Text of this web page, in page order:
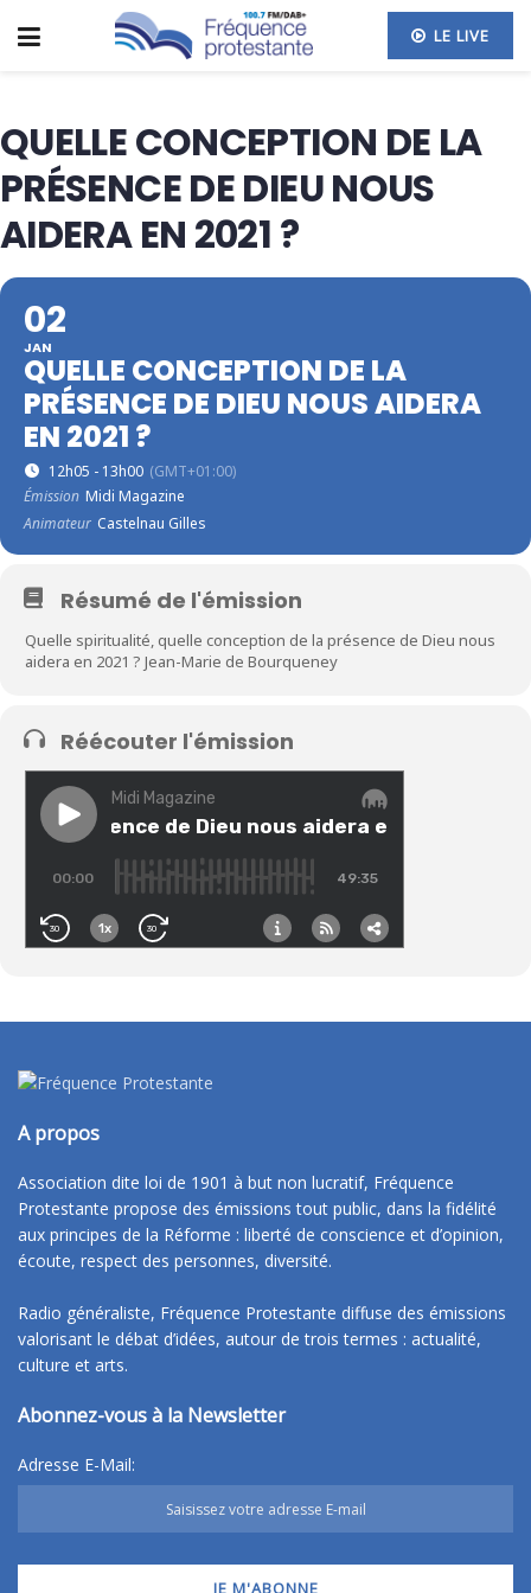
LE LIVE
QUELLE CONCEPTION DE LA
PRÉSENCE DE DIEU NOUS
AIDERA EN 2021 ?
02
JAN
QUELLE CONCEPTION DE LA
PRÉSENCE DE DIEU NOUS AIDERA
EN 2021 ?
12h05 - 13h00 (GMT+01:00)
Émission Midi Magazine
Animateur Castelnau Gilles
Résumé de l'émission
Quelle spiritualité, quelle conception de la présence de Dieu nous
aidera en 2021 ? Jean-Marie de Bourqueney
Réécouter l'émission
A propos
Association dite loi de 1901 à but non lucratif, Fréquence
Protestante propose des émissions tout public, dans la fidélité
aux principes de la Réforme : liberté de conscience et d’opinion,
écoute, respect des personnes, diversité.
Radio généraliste, Fréquence Protestante diffuse des émissions
valorisant le débat d’idées, autour de trois termes : actualité,
culture et arts.
Abonnez-vous à la Newsletter
Adresse E-Mail: